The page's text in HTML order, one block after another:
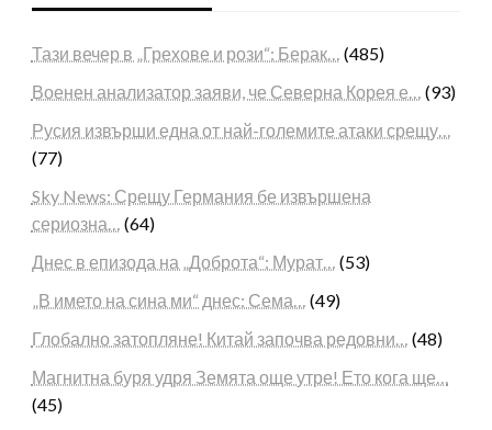
Тази вечер в „Грехове и рози“: Берак… (485)
Военен анализатор заяви, че Северна Корея е… (93)
Русия извърши една от най-големите атаки срещу…
(77)
Sky News: Срещу Германия бе извършена
сериозна… (64)
Днес в епизода на „Доброта“: Мурат… (53)
„В името на сина ми“ днес: Сема… (49)
Глобално затопляне! Китай започва редовни… (48)
Магнитна буря удря Земята още утре! Ето кога ще…
(45)